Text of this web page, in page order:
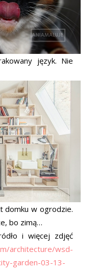
język. Nie
domku w ogrodzie.
bo zimą…
i więcej zdjęć
architecture/wsd-
garden-03-13-